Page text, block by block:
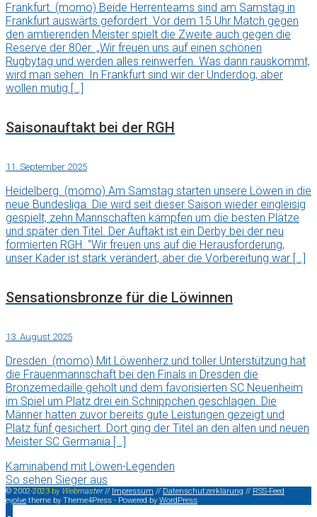
Frankfurt. (momo) Beide Herrenteams sind am Samstag in
Frankfurt auswärts gefordert. Vor dem 15 Uhr Match gegen
den amtierenden Meister spielt die Zweite auch gegen die
Reserve der 80er. „Wir freuen uns auf einen schönen
Rugbytag und werden alles reinwerfen. Was dann rauskommt,
wird man sehen. In Frankfurt sind wir der Underdog, aber
wollen mutig […]
Saisonauftakt bei der RGH
11. September 2025
Heidelberg. (momo) Am Samstag starten unsere Löwen in die
neue Bundesliga. Die wird seit dieser Saison wieder eingleisig
gespielt, zehn Mannschaften kämpfen um die besten Plätze
und später den Titel. Der Auftakt ist ein Derby bei der neu
formierten RGH. “Wir freuen uns auf die Herausforderung,
unser Kader ist stark verändert, aber die Vorbereitung war […]
Sensationsbronze für die Löwinnen
13. August 2025
Dresden. (momo) Mit Löwenherz und toller Unterstützung hat
die Frauenmannschaft bei den Finals in Dresden die
Bronzemedaille geholt und dem favorisierten SC Neuenheim
im Spiel um Platz drei ein Schnippchen geschlagen. Die
Männer hatten zuvor bereits gute Leistungen gezeigt und
Platz fünf gesichert. Dort ging der Titel an den alten und neuen
Meister SC Germania […]
Kaminabend mit Löwen-Legenden
So sehen Sieger aus
© 2002-2023 by Webmaster// Impressum // Datenschutzerklärung // RSS-Feed
evolve theme by Theme4Press - Powered by WordPress